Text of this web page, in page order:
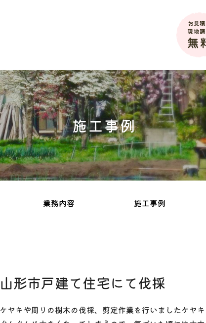
施工事例
業務内容 施工事例
山形市戸建て住宅にて伐採
ケヤキや周りの樹木の伐採、剪定作業を行いましたケヤ